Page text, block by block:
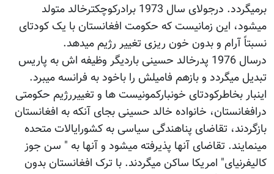
برمیگردد. درجولای سال 1973 برادرکوچکترخالد متولد
میشود، این زمانیست که حکومت افغانستان با یک کودتای
نسبتاً آرام و بدون خون ریزی تغییر رژیم میدهد.
درسال 1976 پدرخالد حسینی باردیگر وظیفه اش به پاریس
تبدیل میگردد و بازهم فامیلش را باخود به فرانسه میبرد.
اینبار بخاطرکودتای خونبارکمونیست ها و تغییررژیم حکومتی
درافغانستان، خانواده خالد حسینی بجای آنکه به افغانستان
بازگردند، تقاضای پناهندگی سیاسی به کشورایالات متحده
مینمایند. تقاضای آنها پذیرفته میشود و آنها به " سن جوز
کالیفرنیای" امریکا ساکن میگردند. با ترک افغانستان بدون